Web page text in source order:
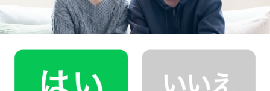
タン･便利･あんしんなお掃除代行･お料理代行サービスで